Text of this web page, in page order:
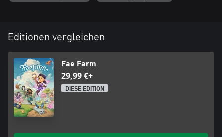
Editionen vergleichen
Fae Farm
29,99 €+
DIESE EDITION